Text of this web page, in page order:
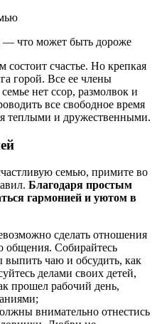
что может быть дороже
состоит счастье. Но крепкая
горой. Все ее члены
нет ссор, размолвок и
все свободное время
теплыми и дружественными.
семью, примите во
Благодаря простым
гармонией и уютом в
сделать отношения
общения. Собирайтесь
выпить чаю и обсудить, как
делами своих детей,
прошел рабочий день,
внимательно отнестись